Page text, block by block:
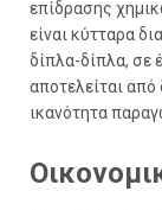
επίδρασης
είναι κύτταρα
δίπλα-δίπλα, σε
αποτελείται
ικανότητα